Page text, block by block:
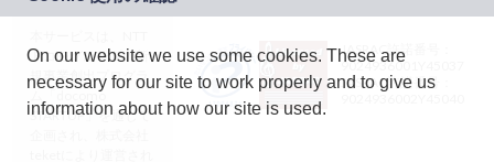
ドコモグループの新
規事業創出プログラ
ム「docomo
STARTUP」を通じて
JASRAC許諾番号：
9024936001Y45037
JASRAC許諾番号：
On our website we use some cookies. These are
necessary for our site to work properly and to give us
information about how our site is used.